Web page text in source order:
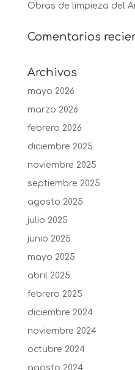
Obras de limpieza del
Comentarios
Archivos
mayo 2026
marzo 2026
febrero 2026
diciembre 2025
noviembre 2025
septiembre 2025
agosto 2025
julio 2025
junio 2025
mayo 2025
abril 2025
febrero 2025
diciembre 2024
noviembre 2024
octubre 2024
agosto 2024